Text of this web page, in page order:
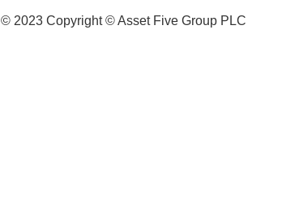
© 2023 Copyright © Asset Five Group PLC